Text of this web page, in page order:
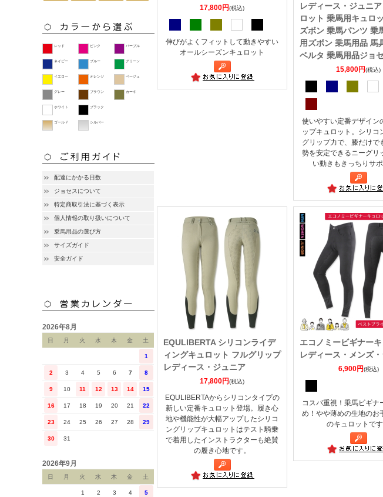
レッド ピンク パープル
ネイビー ブルー グリーン
イエロー オレンジ ベージュ
グレー ブラウン カーキ
ホワイト ブラック
ゴールド シルバー
配達にかかる日数
ジョセスについて
特定商取引法に基づく表示
個人情報の取り扱いについて
乗馬用品の選び方
サイズガイド
安全ガイド
2026年8月
日 月 火 水 木 金 土
1
2 3 4 5 6 7 8
9 10 11 12 13 14 15
16 17 18 19 20 21 22
23 24 25 26 27 28 29
30 31
2026年9月
日 月 火 水 木 金 土
1 2 3 4 5
17,800円(税込)
伸びがよくフィットして動きやすい
オールシーズンキュロット
レディース・ジュニ
ロット 乗馬用キュロ
ズボン 乗馬パンツ 乗
用ズボン 乗馬用品 馬
ベルタ 乗馬用品ジョ
15,800円(税込)
使いやすい定番デザイン
ップキュロット。シリコ
グリップ力で、膝だけで
勢を安定できるニーグリ
い動きもきっちりサポ
EQULIBERTA シリコンライデ
ィングキュロット フルグリップ
レディース・ジュニア
17,800円(税込)
EQULIBERTAからシリコンタイプの
新しい定番キュロット登場。履き心
地や機能性が大幅アップしたシリコ
ングリップキュロットはテスト騎乗
で着用したインストラクターも絶賛
の履き心地です。
エコノミービギナーキ
レディース・メンズ
6,900円(税込)
コスパ重視！乗馬ビギナ
め！やや薄めの生地のお
のキュロットです